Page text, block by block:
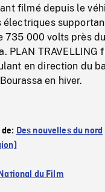
filmé depuis le
électriques
735 000 volts près
PLAN TRAVELLING
en direction du
en hiver.
Des nouvelles du nord
du Film